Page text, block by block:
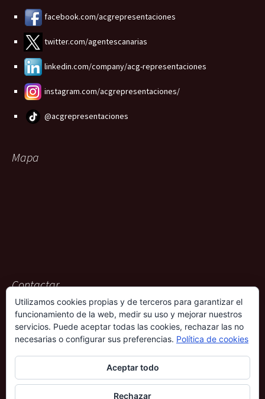
facebook.com/acgrepresentaciones
twitter.com/agentescanarias
linkedin.com/company/acg-representaciones
instagram.com/acgrepresentaciones/
@acgrepresentaciones
Mapa
Contactar
ACG Representaciones
Rambla Pulido, 36
38004 – Santa Cruz de Tenerife
901 009 612
690 339 686
Utilizamos cookies propias y de terceros para garantizar el
funcionamiento de la web, medir su uso y mejorar nuestros
servicios. Puede aceptar todas las cookies, rechazar las no
necesarias o configurar sus preferencias. Política de cookies
Aceptar todo
Rechazar